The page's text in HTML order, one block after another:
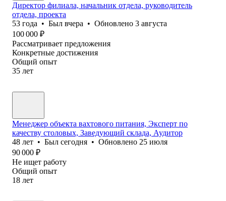
Директор филиала, начальник отдела, руководитель
отдела, проекта
53 года • Был вчера • Обновлено 3 августа
100 000 ₽
Рассматривает предложения
Конкретные достижения
Общий опыт
35 лет
Менеджер объекта вахтового питания, Эксперт по
качеству столовых, Заведующий склада, Аудитор
48 лет • Был сегодня • Обновлено 25 июля
90 000 ₽
Не ищет работу
Общий опыт
18 лет